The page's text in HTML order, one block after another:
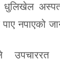
नपाएको
उपचाररत